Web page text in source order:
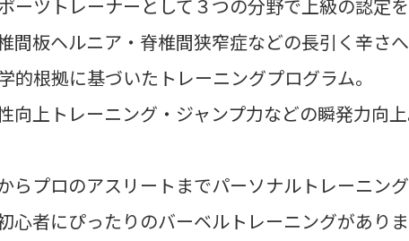
ーツトレーナーとして３つの分野で上級の認定を
間板ヘルニア・脊椎間狭窄症などの長引く辛さへ
的根拠に基づいたトレーニングプログラム。
向上トレーニング・ジャンプ力などの瞬発力向上
らプロのアスリートまでパーソナルトレーニング
心者にぴったりのバーベルトレーニングがありま